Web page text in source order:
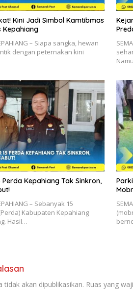
Kini Jadi Simbol Kamtibmas
Kepahiang
– Siapa sangka, hewan
dengan peternakan kini
Kepahiang Tak Sinkron,
– Sebanyak 15
Kabupaten Kepahiang
Hasil…
tidak akan dipublikasikan. Ruas yang